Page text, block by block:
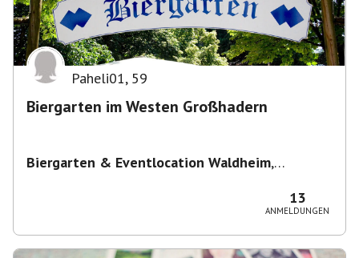
Paheli01, 59
Biergarten im Westen Großhadern
Biergarten & Eventlocation Waldheim,
13
ANMELDUNGEN